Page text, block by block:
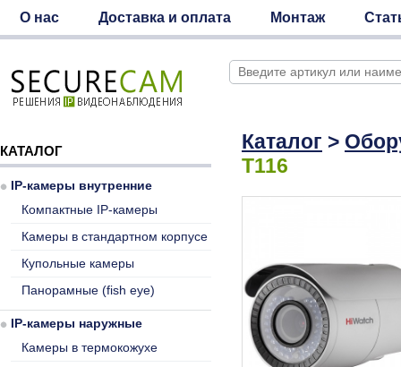
О нас Доставка и оплата Монтаж
Каталог >
T116
КАТАЛОГ
IP-камеры внутренние
Компактные IP-камеры
Камеры в стандартном корпусе
Купольные камеры
Панорамные (fish eye)
IP-камеры наружные
Камеры в термокожухе